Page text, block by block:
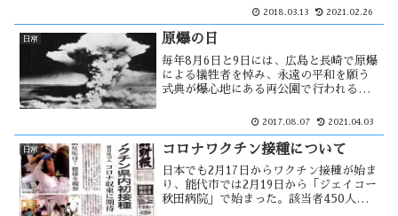
ーバーラップした。近くには柏子所貝塚
と思われる。しかし、新聞にこの小山の
2018.03.13 2021.02.26
日常 原爆の日
毎年8月6日と9日には、広島と長崎で原爆
による犠牲者を悼み、永遠の平和を願う
式典が爆心地にある両公園で行われる。
７日に「核兵器禁止条約」が採択され、
日本語の固有名詞が使われた。
2017.08.07 2021.04.03
日常 コロナワクチン接種について
日本でも2月17日からワクチン接種が始ま
り、能代市では2月19日から「ジェイコー
秋田病院」で始まった。該当者450人の